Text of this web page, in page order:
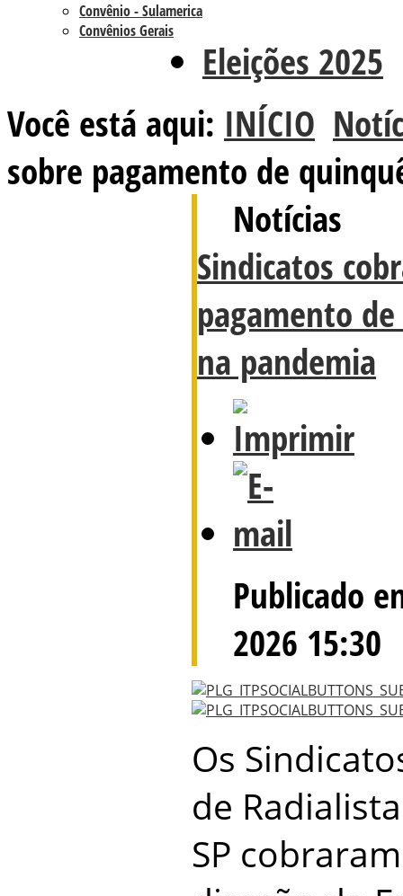
Convênio - Sulamerica
Convênios Gerais
Eleições 2025
Você está aqui: INÍCIO
sobre pagamento de
Notícias
Sindicatos
pagamento
na pandemia
Publicado
2026 15:30
Os
de
SP